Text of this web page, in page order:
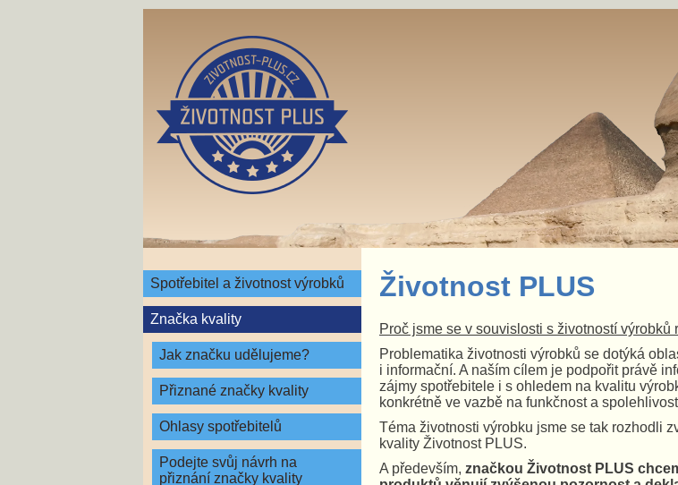
Spotřebitel a životnost výrobků
Značka kvality
Jak značku udělujeme?
Přiznané značky kvality
Ohlasy spotřebitelů
Podejte svůj návrh na
přiznání značky kvality
Životnost PLUS
Proč jsme se v souvislosti s životností
Problematika životnosti výrobků se dotýká
i informační. A naším cílem je podpořit právě
zájmy spotřebitele i s ohledem na kvalitu
konkrétně ve vazbě na funkčnost a
Téma životnosti výrobku jsme se tak rozhodli
kvality Životnost PLUS.
A především, značkou Životnost PLUS